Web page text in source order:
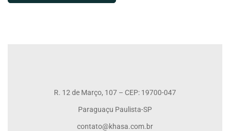
R. 12 de Março, 107 – CEP: 19700-047
Paraguaçu Paulista-SP
contato@khasa.com.br